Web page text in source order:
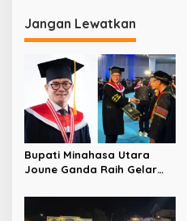
Sulawesi
Jangan Lewatkan
Bupati Minahasa Utara
Joune Ganda Raih Gelar
Komitmen Tingkatkan
Kualitas Kepemimpinan